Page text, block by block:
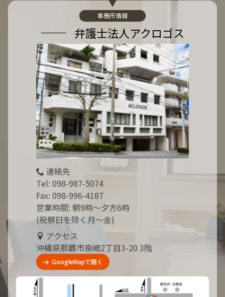
事務所情報
弁護士法人アクロゴス
連絡先
Tel: 098-987-5074
Fax: 098-996-4187
営業時間: 朝9時～夕方6時
(祝祭日を除く月～金)
アクセス
沖縄県那覇市泉崎2丁目3-20 3階
GoogleMapで開く